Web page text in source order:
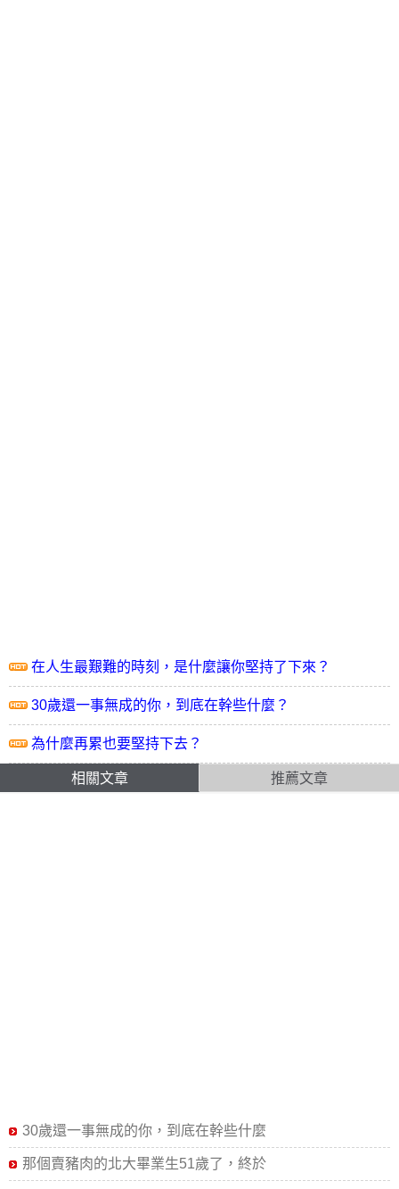
在人生最艱難的時刻，是什麼讓你堅持了下來？
30歲還一事無成的你，到底在幹些什麼？
為什麼再累也要堅持下去？
相關文章 推薦文章
30歲還一事無成的你，到底在幹些什麼
那個賣豬肉的北大畢業生51歲了，終於